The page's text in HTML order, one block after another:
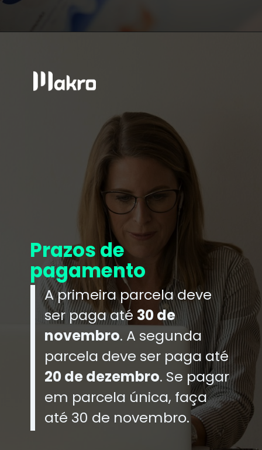
Prazos de
pagamento
A primeira parcela deve
ser paga até 30 de
novembro. A segunda
parcela deve ser paga até
20 de dezembro. Se pagar
em parcela única, faça
até 30 de novembro.